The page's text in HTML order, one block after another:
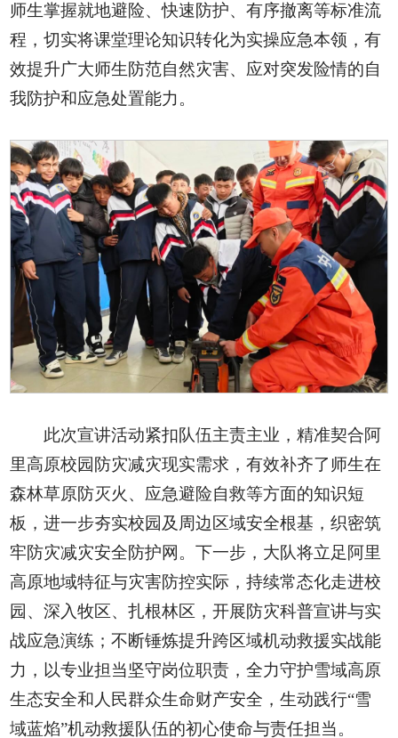
师生掌握就地避险、快速防护、有序撤离等标准流
程，切实将课堂理论知识转化为实操应急本领，有
效提升广大师生防范自然灾害、应对突发险情的自
我防护和应急处置能力。
此次宣讲活动紧扣队伍主责主业，精准契合阿
里高原校园防灾减灾现实需求，有效补齐了师生在
森林草原防灭火、应急避险自救等方面的知识短
板，进一步夯实校园及周边区域安全根基，织密筑
牢防灾减灾安全防护网。下一步，大队将立足阿里
高原地域特征与灾害防控实际，持续常态化走进校
园、深入牧区、扎根林区，开展防灾科普宣讲与实
战应急演练；不断锤炼提升跨区域机动救援实战能
力，以专业担当坚守岗位职责，全力守护雪域高原
生态安全和人民群众生命财产安全，生动践行“雪
域蓝焰”机动救援队伍的初心使命与责任担当。